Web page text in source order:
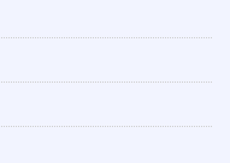
一堂 共譜「時光樂
校70週年「游藝飛揚」